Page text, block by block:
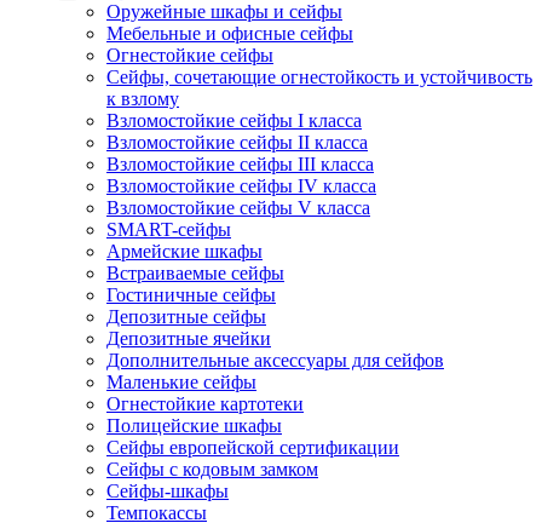
Оружейные шкафы и сейфы
Мебельные и офисные сейфы
Огнестойкие сейфы
Сейфы, сочетающие огнестойкость и устойчивость
к взлому
Взломостойкие сейфы I класса
Взломостойкие сейфы II класса
Взломостойкие сейфы III класса
Взломостойкие сейфы IV класса
Взломостойкие сейфы V класса
SMART-сейфы
Армейские шкафы
Встраиваемые сейфы
Гостиничные сейфы
Депозитные сейфы
Депозитные ячейки
Дополнительные аксессуары для сейфов
Маленькие сейфы
Огнестойкие картотеки
Полицейские шкафы
Сейфы европейской сертификации
Сейфы с кодовым замком
Сейфы-шкафы
Темпокассы